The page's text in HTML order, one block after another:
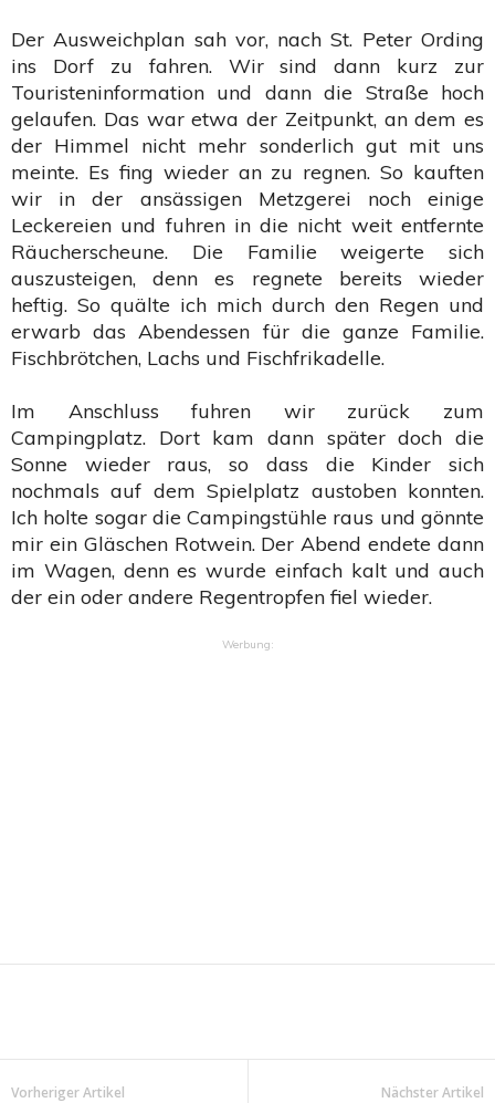
Der Ausweichplan sah vor, nach St. Peter Ording
ins Dorf zu fahren. Wir sind dann kurz zur
Touristeninformation und dann die Straße hoch
gelaufen. Das war etwa der Zeitpunkt, an dem es
der Himmel nicht mehr sonderlich gut mit uns
meinte. Es fing wieder an zu regnen. So kauften
wir in der ansässigen Metzgerei noch einige
Leckereien und fuhren in die nicht weit entfernte
Räucherscheune. Die Familie weigerte sich
auszusteigen, denn es regnete bereits wieder
heftig. So quälte ich mich durch den Regen und
erwarb das Abendessen für die ganze Familie.
Fischbrötchen, Lachs und Fischfrikadelle.
Im Anschluss fuhren wir zurück zum
Campingplatz. Dort kam dann später doch die
Sonne wieder raus, so dass die Kinder sich
nochmals auf dem Spielplatz austoben konnten.
Ich holte sogar die Campingstühle raus und gönnte
mir ein Gläschen Rotwein. Der Abend endete dann
im Wagen, denn es wurde einfach kalt und auch
der ein oder andere Regentropfen fiel wieder.
Werbung:
Vorheriger Artikel Nächster Artikel